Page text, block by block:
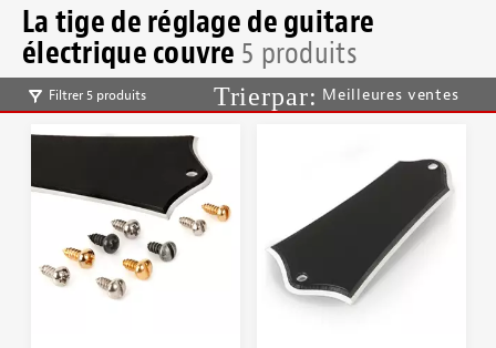
La tige de réglage de guitare
électrique couvre 5 produits
Filtrer 5 produits Meilleures ventes